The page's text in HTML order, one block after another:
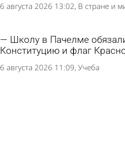
6 августа 2026 13:02 В стране и
Школу в Пачелме
Конституцию и флаг
6 августа 2026 11:09 Учеба